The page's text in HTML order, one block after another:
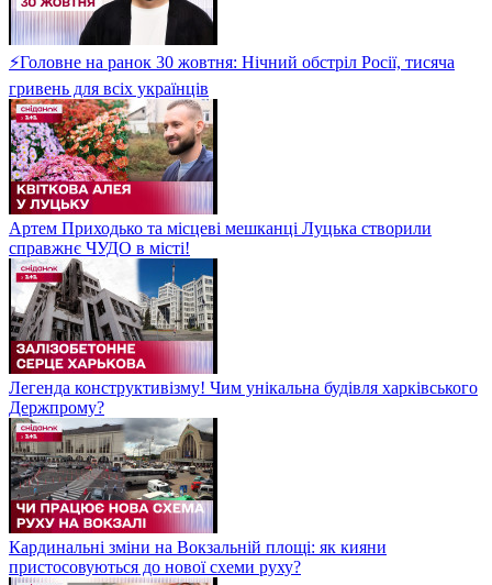
⚡Головне на ранок 30 жовтня: Нічний обстріл Росії, тисяча
гривень для всіх українців
Артем Приходько та місцеві мешканці Луцька створили
справжнє ЧУДО в місті!
Легенда конструктивізму! Чим унікальна будівля харківського
Держпрому?
Кардинальні зміни на Вокзальній площі: як кияни
пристосовуються до нової схеми руху?